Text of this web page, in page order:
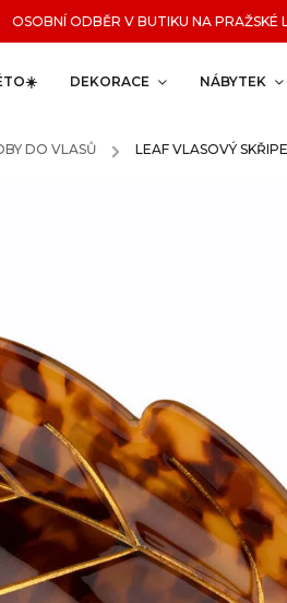
ODBĚR V BUTIKU NA PRAŽSKÉ
DEKORACE NÁBYTEK
DO VLASŮ / LEAF VLASOVÝ